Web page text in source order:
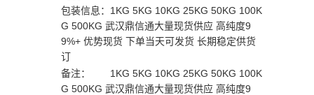
包装信息： 1KG 5KG 10KG 25KG 50KG 100K
G 500KG 武汉鼎信通大量现货供应 高纯度9
9%+ 优势现货 下单当天可发货 长期稳定供货
订
备注：
1KG 5KG 10KG 25KG 50KG 100K
G 500KG 武汉鼎信通大量现货供应 高纯度9